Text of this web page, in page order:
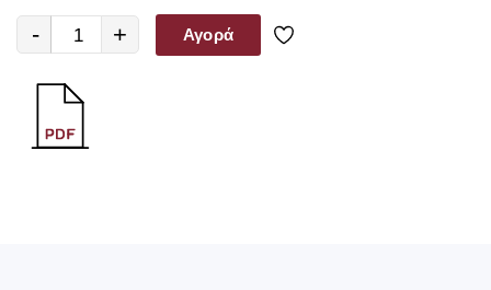
- + Αγορά